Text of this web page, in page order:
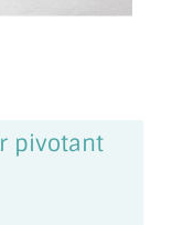
pivotant